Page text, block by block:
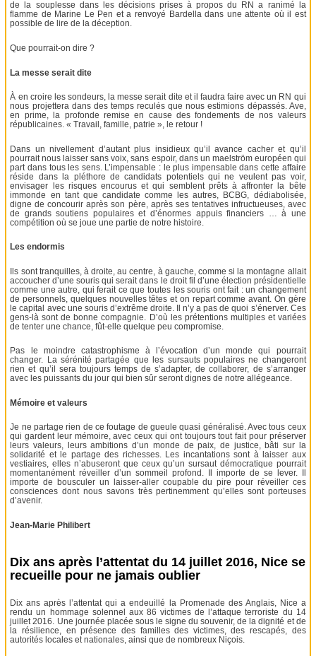
de la souplesse dans les décisions prises à propos du RN a ranimé la
flamme de Marine Le Pen et a renvoyé Bardella dans une attente où il est
possible de lire de la déception.
Que pourrait-on dire ?
La messe serait dite
À en croire les sondeurs, la messe serait dite et il faudra faire avec un RN qui
nous projettera dans des temps reculés que nous estimions dépassés. Ave,
en prime, la profonde remise en cause des fondements de nos valeurs
républicaines. « Travail, famille, patrie », le retour !
Dans un nivellement d’autant plus insidieux qu’il avance cacher et qu’il
pourrait nous laisser sans voix, sans espoir, dans un maelström européen qui
part dans tous les sens. L’impensable : le plus impensable dans cette affaire
réside dans la pléthore de candidats potentiels qui ne veulent pas voir,
envisager les risques encourus et qui semblent prêts à affronter la bête
immonde en tant que candidate comme les autres, BCBG, dédiabolisée,
digne de concourir après son père, après ses tentatives infructueuses, avec
de grands soutiens populaires et d’énormes appuis financiers … à une
compétition où se joue une partie de notre histoire.
Les endormis
Ils sont tranquilles, à droite, au centre, à gauche, comme si la montagne allait
accoucher d’une souris qui serait dans le droit fil d’une élection présidentielle
comme une autre, qui ferait ce que toutes les souris ont fait : un changement
de personnels, quelques nouvelles têtes et on repart comme avant. On gère
le capital avec une souris d’extrême droite. Il n’y a pas de quoi s’énerver. Ces
gens-là sont de bonne compagnie. D’où les prétentions multiples et variées
de tenter une chance, fût-elle quelque peu compromise.
Pas le moindre catastrophisme à l’évocation d’un monde qui pourrait
changer. La sérénité partagée que les sursauts populaires ne changeront
rien et qu’il sera toujours temps de s’adapter, de collaborer, de s’arranger
avec les puissants du jour qui bien sûr seront dignes de notre allégeance.
Mémoire et valeurs
Je ne partage rien de ce foutage de gueule quasi généralisé. Avec tous ceux
qui gardent leur mémoire, avec ceux qui ont toujours tout fait pour préserver
leurs valeurs, leurs ambitions d’un monde de paix, de justice, bâti sur la
solidarité et le partage des richesses. Les incantations sont à laisser aux
vestiaires, elles n’abuseront que ceux qu’un sursaut démocratique pourrait
momentanément réveiller d’un sommeil profond. Il importe de se lever. Il
importe de bousculer un laisser-aller coupable du pire pour réveiller ces
consciences dont nous savons très pertinemment qu’elles sont porteuses
d’avenir.
Jean-Marie Philibert
Dix ans après l’attentat du 14 juillet 2016, Nice se
recueille pour ne jamais oublier
Dix ans après l’attentat qui a endeuillé la Promenade des Anglais, Nice a
rendu un hommage solennel aux 86 victimes de l’attaque terroriste du 14
juillet 2016. Une journée placée sous le signe du souvenir, de la dignité et de
la résilience, en présence des familles des victimes, des rescapés, des
autorités locales et nationales, ainsi que de nombreux Niçois.